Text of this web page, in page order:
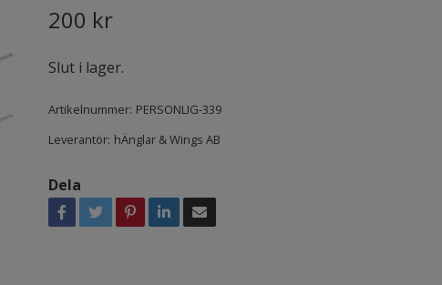
200 kr
Slut i lager.
Artikelnummer: PERSONLIG-339
Leverantör: hÄnglar & Wings AB
Dela